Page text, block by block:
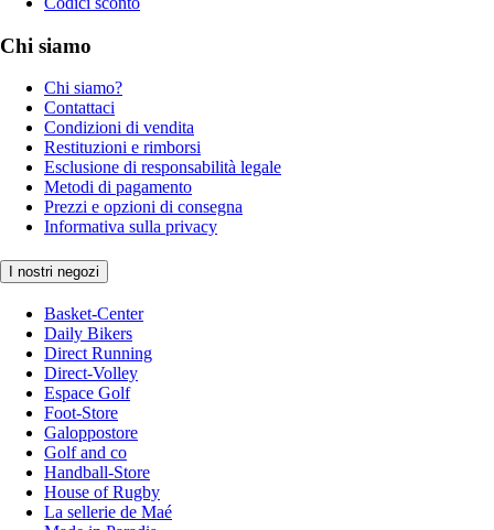
Chi siamo
Chi siamo?
Contattaci
Condizioni di vendita
Restituzioni e rimborsi
Esclusione di responsabilità legale
Metodi di pagamento
Prezzi e opzioni di consegna
Informativa sulla privacy
I nostri negozi
Basket-Center
Daily Bikers
Direct Running
Direct-Volley
Espace Golf
Foot-Store
Galoppostore
Golf and co
Handball-Store
House of Rugby
La sellerie de Maé